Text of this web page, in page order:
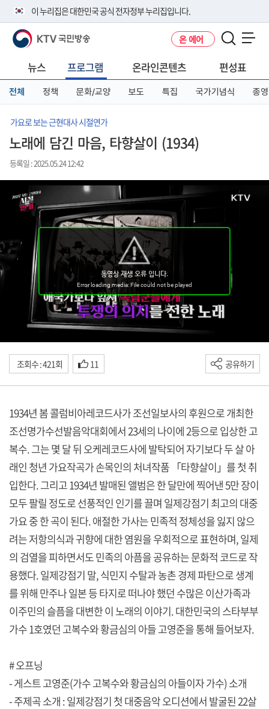
이 누리집은 대한민국 공식 전자정부 누리집입니다.
공식 누리집 주소 확인하기
니다.
이밖에 or.kr 또는 .kr등 다른 도메인 주소를 사용하고 있다면 아래 URL에
서 도메인 주소를 확인해 보세요
KTV 국민방송 온 에어
뉴스 프로그램 온라인콘텐츠 편성표
전체 정책 문화/교양 보도 특집 국가기념식 종영
가요로 보는 근현대사 시절연가
노래에 담긴 마음, 타향살이 (1934)
등록일 : 2025.05.24 12:42
조회수 : 421회 11 공유하기
1934년 봄 콜럼비아레코드사가 조선일보사의 후원으로 개최한
조선명가수선발음악대회에서 23세의 나이에 2등으로 입상한 고
복수. 그는 몇 달 뒤 오케레코드사에 발탁되어 자기보다 두 살 아
래인 청년 가요작곡가 손목인의 처녀작품 「타향살이」를 첫 취
입한다. 그리고 1934년 발매된 앨범은 한 달만에 찍어낸 5만 장이
모두 팔릴 정도로 선풍적인 인기를 끌며 일제강점기 최고의 대중
가요 중 한 곡이 된다. 애절한 가사는 민족적 정체성을 잃지 않으
려는 저항의식과 귀향에 대한 염원을 우회적으로 표현하며, 일제
의 검열을 피하면서도 민족의 아픔을 공유하는 문화적 코드로 작
용했다. 일제강점기 말, 식민지 수탈과 농촌 경제 파탄으로 생계
를 위해 만주나 일본 등 타지로 떠나야 했던 수많은 이산가족과
이주민의 슬픔을 대변한 이 노래의 이야기. 대한민국의 스타부부
가수 1호였던 고복수와 황금심의 아들 고영준을 통해 들어보자.
# 오프닝
- 게스트 고영준(가수 고복수와 황금심의 아들이자 가수) 소개
- 주제곡 소개 : 일제강점기 첫 대중음악 오디션에서 발굴된 22살